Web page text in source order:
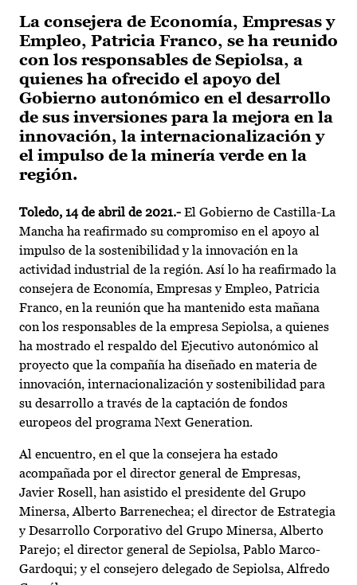
La consejera de Economía, Empresas y
Empleo, Patricia Franco, se ha reunido
con los responsables de Sepiolsa, a
quienes ha ofrecido el apoyo del
Gobierno autonómico en el desarrollo
de sus inversiones para la mejora en la
innovación, la internacionalización y
el impulso de la minería verde en la
región.
Toledo, 14 de abril de 2021.- El Gobierno de Castilla-La
Mancha ha reafirmado su compromiso en el apoyo al
impulso de la sostenibilidad y la innovación en la
actividad industrial de la región. Así lo ha reafirmado la
consejera de Economía, Empresas y Empleo, Patricia
Franco, en la reunión que ha mantenido esta mañana
con los responsables de la empresa Sepiolsa, a quienes
ha mostrado el respaldo del Ejecutivo autonómico al
proyecto que la compañía ha diseñado en materia de
innovación, internacionalización y sostenibilidad para
su desarrollo a través de la captación de fondos
europeos del programa Next Generation.
Al encuentro, en el que la consejera ha estado
acompañada por el director general de Empresas,
Javier Rosell, han asistido el presidente del Grupo
Minersa, Alberto Barrenechea; el director de Estrategia
y Desarrollo Corporativo del Grupo Minersa, Alberto
Parejo; el director general de Sepiolsa, Pablo Marco-
Gardoqui; y el consejero delegado de Sepiolsa, Alfredo